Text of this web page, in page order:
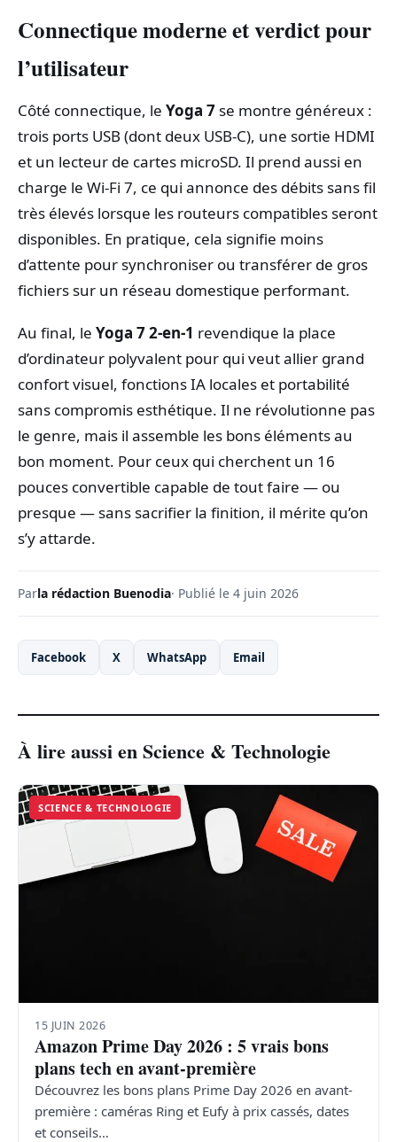
Connectique moderne et verdict pour
l’utilisateur
Côté connectique, le Yoga 7 se montre généreux :
trois ports USB (dont deux USB-C), une sortie HDMI
et un lecteur de cartes microSD. Il prend aussi en
charge le Wi‑Fi 7, ce qui annonce des débits sans fil
très élevés lorsque les routeurs compatibles seront
disponibles. En pratique, cela signifie moins
d’attente pour synchroniser ou transférer de gros
fichiers sur un réseau domestique performant.
Au final, le Yoga 7 2-en-1 revendique la place
d’ordinateur polyvalent pour qui veut allier grand
confort visuel, fonctions IA locales et portabilité
sans compromis esthétique. Il ne révolutionne pas
le genre, mais il assemble les bons éléments au
bon moment. Pour ceux qui cherchent un 16
pouces convertible capable de tout faire — ou
presque — sans sacrifier la finition, il mérite qu’on
s’y attarde.
Parla rédaction Buenodia· Publié le 4 juin 2026
Facebook X WhatsApp Email
À lire aussi en Science & Technologie
SCIENCE & TECHNOLOGIE
15 JUIN 2026
Amazon Prime Day 2026 : 5 vrais bons
plans tech en avant-première
Découvrez les bons plans Prime Day 2026 en avant-
première : caméras Ring et Eufy à prix cassés, dates
et conseils…